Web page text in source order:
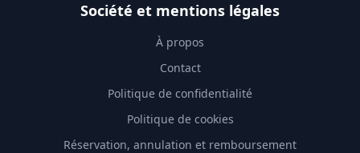
Société et mentions légales
À propos
Contact
Politique de confidentialité
Politique de cookies
Réservation, annulation et remboursement